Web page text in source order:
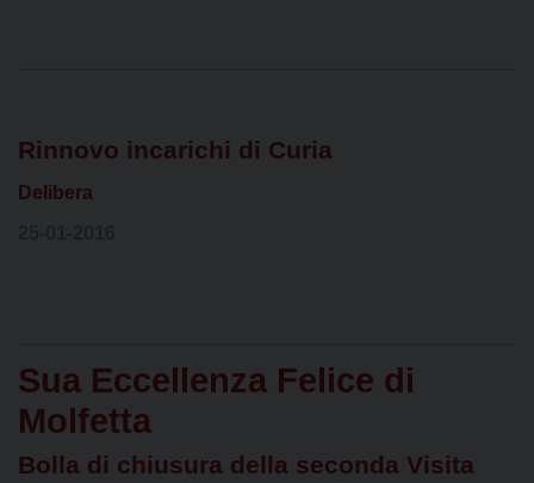
Rinnovo incarichi di Curia
Delibera
Sua Eccellenza Felice di
Molfetta
Bolla di chiusura della seconda Visita